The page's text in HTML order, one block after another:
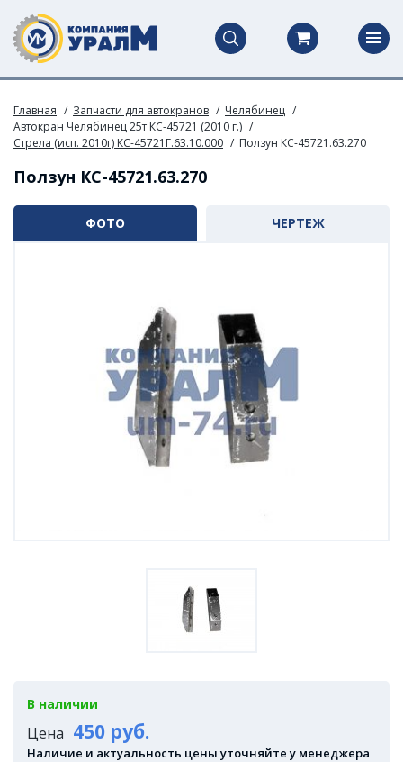
Главная Запчасти для автокранов
Челябинец
Автокран Челябинец 25т КС-45721 (2010 г.)
Стрела (исп. 2010г) КС-45721Г.63.10.000
Ползун КС-45721.63.270
Ползун КС-45721.63.270
ФОТО ЧЕРТЕЖ
В наличии
Цена 450 руб.
Наличие и актуальность цены уточняйте у менеджера